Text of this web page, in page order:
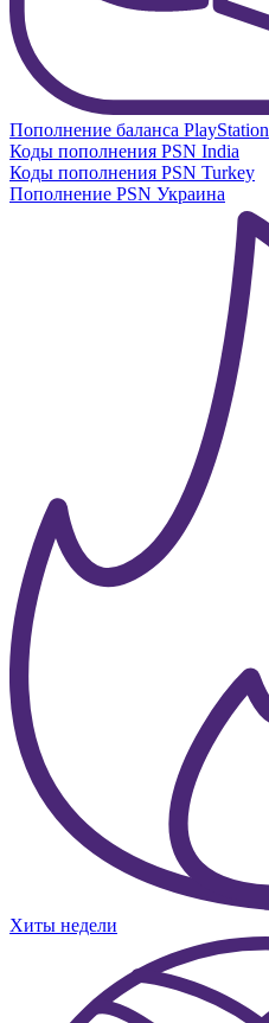
Пополнение баланса PlayStation
Коды пополнения PSN India
Коды пополнения PSN Turkey
Пополнение PSN Украина
Хиты недели